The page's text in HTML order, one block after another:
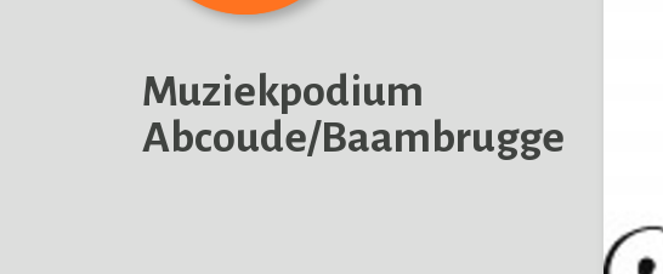
Muziekpodium
Abcoude/Baambrugge